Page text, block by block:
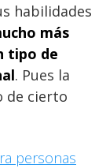
habilidades
más
tipo de
. Pues la
de cierto
personas